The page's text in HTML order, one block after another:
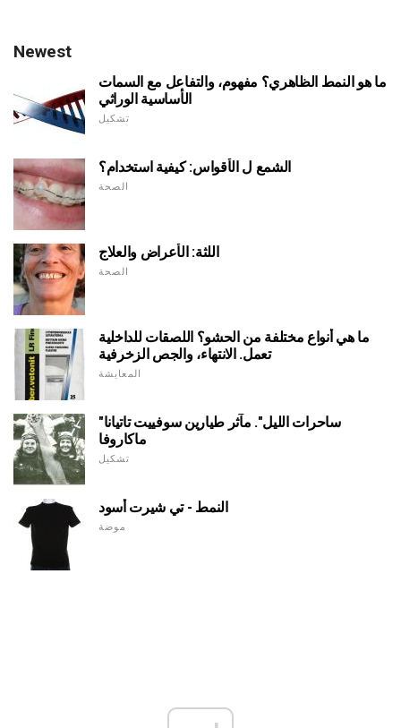
Newest
ما هو النمط الظاهري؟ مفهوم، والتفاعل مع السمات
الأساسية الوراثي
تشكيل
الشمع ل الأقواس: كيفية استخدام؟
الصحة
اللثة: الأعراض والعلاج
الصحة
ما هي أنواع مختلفة من الحشو؟ اللصقات للداخلية
تعمل. الانتهاء، والجص الزخرفية
المعايشة
"ساحرات الليل". مآثر طيارين سوفييت تاتيانا
ماكاروفا
تشكيل
النمط - تي شيرت أسود
موضة